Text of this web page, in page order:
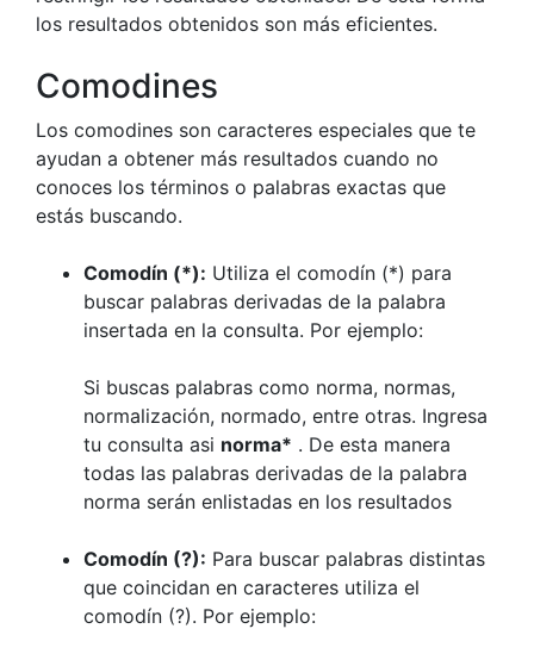
los resultados obtenidos son más eficientes.
Comodines
Los comodines son caracteres especiales que te
ayudan a obtener más resultados cuando no
conoces los términos o palabras exactas que
estás buscando.
Comodín (*): Utiliza el comodín (*) para
buscar palabras derivadas de la palabra
insertada en la consulta. Por ejemplo:
Si buscas palabras como norma, normas,
normalización, normado, entre otras. Ingresa
tu consulta asi norma* . De esta manera
todas las palabras derivadas de la palabra
norma serán enlistadas en los resultados
Comodín (?): Para buscar palabras distintas
que coincidan en caracteres utiliza el
comodín (?). Por ejemplo: